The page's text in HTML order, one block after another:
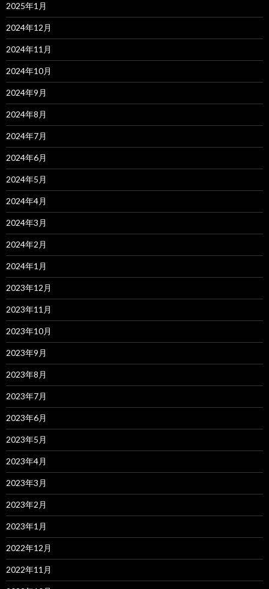
2025年1月
2024年12月
2024年11月
2024年10月
2024年9月
2024年8月
2024年7月
2024年6月
2024年5月
2024年4月
2024年3月
2024年2月
2024年1月
2023年12月
2023年11月
2023年10月
2023年9月
2023年8月
2023年7月
2023年6月
2023年5月
2023年4月
2023年3月
2023年2月
2023年1月
2022年12月
2022年11月